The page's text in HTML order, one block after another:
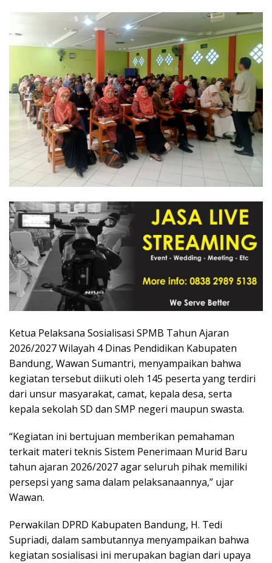
Ketua Pelaksana Sosialisasi SPMB Tahun Ajaran
2026/2027 Wilayah 4 Dinas Pendidikan Kabupaten
Bandung, Wawan Sumantri, menyampaikan bahwa
kegiatan tersebut diikuti oleh 145 peserta yang terdiri
dari unsur masyarakat, camat, kepala desa, serta
kepala sekolah SD dan SMP negeri maupun swasta.
“Kegiatan ini bertujuan memberikan pemahaman
terkait materi teknis Sistem Penerimaan Murid Baru
tahun ajaran 2026/2027 agar seluruh pihak memiliki
persepsi yang sama dalam pelaksanaannya,” ujar
Wawan.
Perwakilan DPRD Kabupaten Bandung, H. Tedi
Supriadi, dalam sambutannya menyampaikan bahwa
kegiatan sosialisasi ini merupakan bagian dari upaya